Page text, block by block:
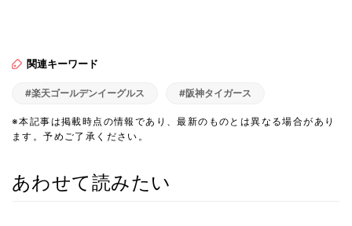
関連キーワード
#楽天ゴールデンイーグルス #阪神タイガース
※本記事は掲載時点の情報であり、最新のものとは異なる場合があり
ます。予めご了承ください。
あわせて読みたい